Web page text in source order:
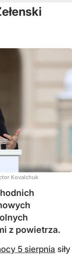
Kovalchuk
z powietrza.
5 sierpnia siły